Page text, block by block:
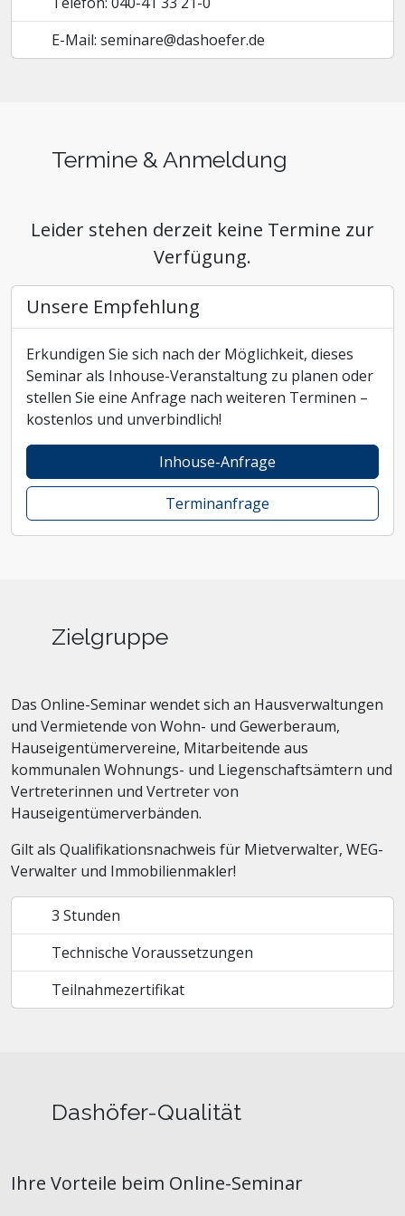
E-Mail: seminare@dashoefer.de
Termine & Anmeldung
Leider stehen derzeit keine Termine zur
Verfügung.
Unsere Empfehlung
Erkundigen Sie sich nach der Möglichkeit, dieses
Seminar als Inhouse-Veranstaltung zu planen oder
stellen Sie eine Anfrage nach weiteren Terminen –
kostenlos und unverbindlich!
Inhouse-Anfrage
Terminanfrage
Zielgruppe
Das Online-Seminar wendet sich an Hausverwaltungen
und Vermietende von Wohn- und Gewerberaum,
Hauseigentümervereine, Mitarbeitende aus
kommunalen Wohnungs- und Liegenschaftsämtern und
Vertreterinnen und Vertreter von
Hauseigentümerverbänden.
Gilt als Qualifikationsnachweis für Mietverwalter, WEG-
Verwalter und Immobilienmakler!
3 Stunden
Technische Voraussetzungen
Teilnahmezertifikat
Dashöfer-Qualität
Ihre Vorteile beim Online-Seminar